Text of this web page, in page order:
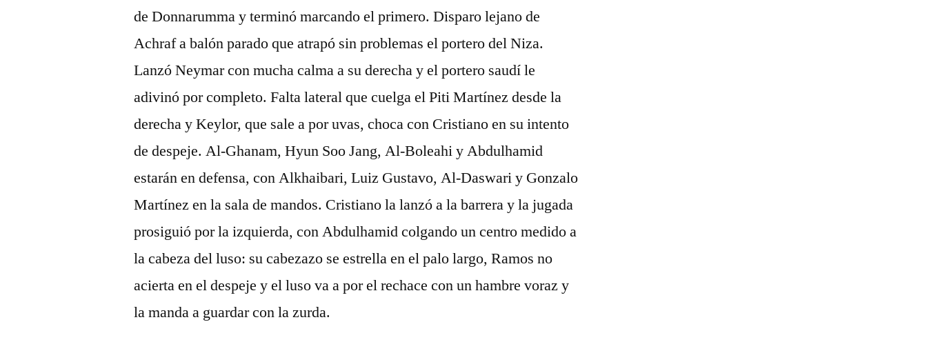
de Donnarumma y terminó marcando el primero. Disparo lejano de
Achraf a balón parado que atrapó sin problemas el portero del Niza.
Lanzó Neymar con mucha calma a su derecha y el portero saudí le
adivinó por completo. Falta lateral que cuelga el Piti Martínez desde la
derecha y Keylor, que sale a por uvas, choca con Cristiano en su intento
de despeje. Al-Ghanam, Hyun Soo Jang, Al-Boleahi y Abdulhamid
estarán en defensa, con Alkhaibari, Luiz Gustavo, Al-Daswari y Gonzalo
Martínez en la sala de mandos. Cristiano la lanzó a la barrera y la jugada
prosiguió por la izquierda, con Abdulhamid colgando un centro medido a
la cabeza del luso: su cabezazo se estrella en el palo largo, Ramos no
acierta en el despeje y el luso va a por el rechace con un hambre voraz y
la manda a guardar con la zurda.